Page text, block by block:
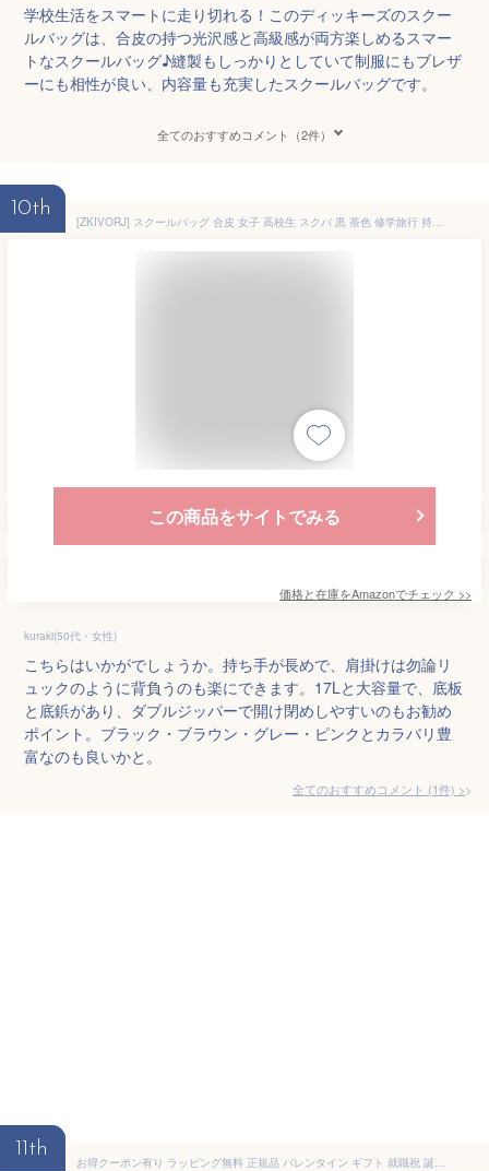
学校生活をスマートに走り切れる！このディッキーズのスクー
ルバッグは、合皮の持つ光沢感と高級感が両方楽しめるスマー
トなスクールバッグ♪縫製もしっかりとしていて制服にもブレザ
ーにも相性が良い、内容量も充実したスクールバッグです。
全てのおすすめコメント（2件）
10th
[ZKIVORJ] スクールバッグ 合皮 女子 高校生 スクバ 黒 茶色 修学旅行 持ち手長い A4 大容量 軽量 背負える (グレー(改良))
この商品をサイトでみる
価格と在庫をAmazonでチェック >>
kuraki(50代・女性)
こちらはいかがでしょうか。持ち手が長めで、肩掛けは勿論リ
ュックのように背負うのも楽にできます。17Lと大容量で、底板
と底鋲があり、ダブルジッパーで開け閉めしやすいのもお勧め
ポイント。ブラック・ブラウン・グレー・ピンクとカラバリ豊
富なのも良いかと。
全てのおすすめコメント (1件) >
11th
お得クーポン有り ラッピング無料 正規品 バレンタイン ギフト 就職祝 誕生日 ギフト フィラ FILA フィラ FILA スクールバッグ 合皮 スクール 通学カバン 7895 ooty09